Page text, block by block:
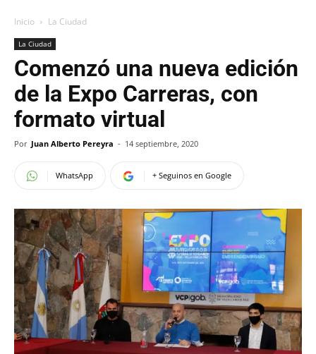
Inicio La Ciudad
La Ciudad
Comenzó una nueva edición
de la Expo Carreras, con
formato virtual
Por Juan Alberto Pereyra - 14 septiembre, 2020
WhatsApp + Seguinos en Google